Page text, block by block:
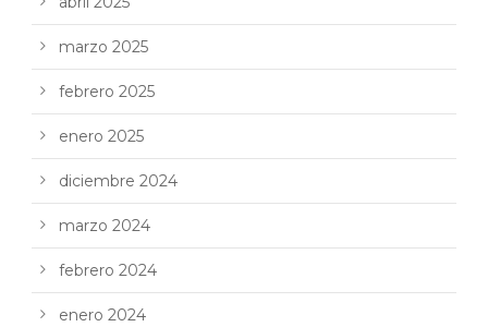
marzo 2025
febrero 2025
enero 2025
diciembre 2024
marzo 2024
febrero 2024
enero 2024